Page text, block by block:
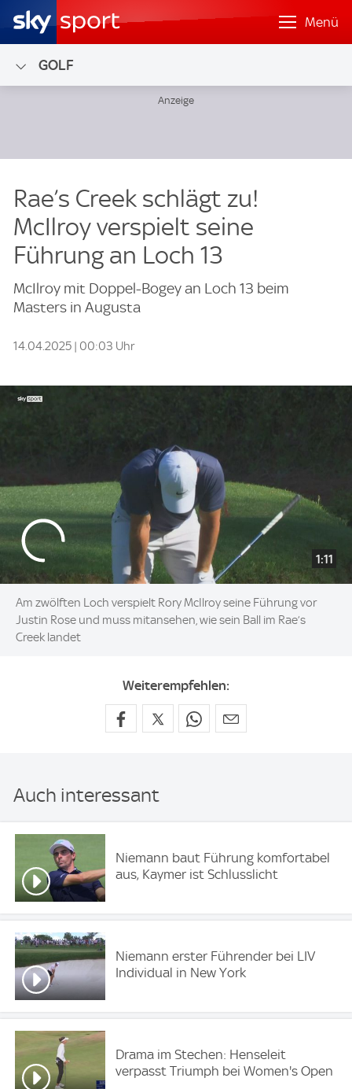
Menü
GOLF
Rae’s Creek schlägt zu!
McIlroy verspielt seine
Führung an Loch 13
McIlroy mit Doppel-Bogey an Loch 13 beim
Masters in Augusta
14.04.2025 | 00:03 Uhr
1:11
Am zwölften Loch verspielt Rory McIlroy seine Führung vor
Justin Rose und muss mitansehen, wie sein Ball im Rae’s
Creek landet
Weiterempfehlen:
Auch interessant
Niemann baut Führung komfortabel
aus, Kaymer ist Schlusslicht
Niemann erster Führender bei LIV
Individual in New York
Drama im Stechen: Henseleit
verpasst Triumph bei Women's Open